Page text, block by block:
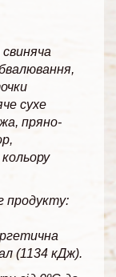
сухе
пряно-
продукту:
(1134 кДж).